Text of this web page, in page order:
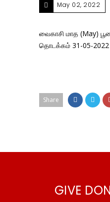
May 02, 2022
வைகாசி மாத (May)
தொடக்கம் 31-05-
Share
GIVE